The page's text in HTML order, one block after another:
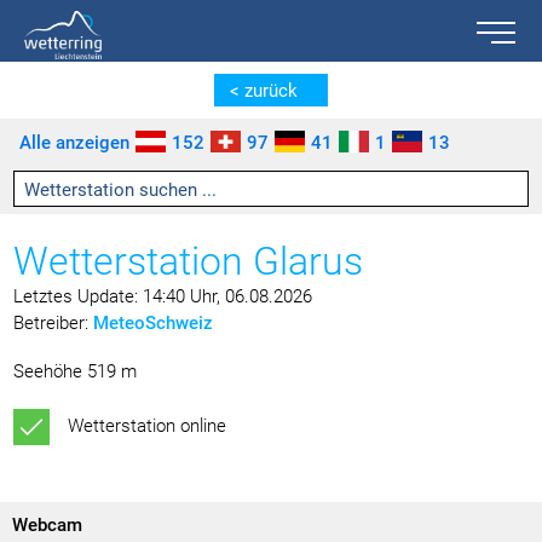
Zum Inhalt springen [AK + 0]
Zum linken senkrechten Seitenmenü springen [AK + 1]
Zum rechten senkrechten Seitenmenü springen [AK + 2]
Zu den Inhalten im Fußbereich springen [AK + 3]
Toggle
< zurück
Alle anzeigen 152 97 41 1 13
Wetterstation Glarus
Letztes Update: 14:40 Uhr, 06.08.2026
Betreiber: MeteoSchweiz
Seehöhe 519 m
Wetterstation online
Webcam